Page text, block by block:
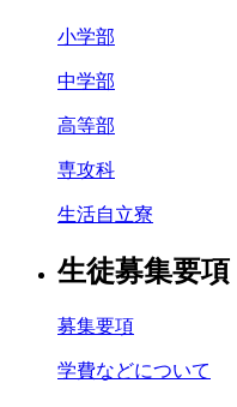
小学部
中学部
高等部
専攻科
生活自立寮
生徒募集要項
募集要項
学費などについて